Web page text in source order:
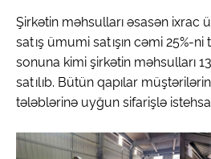
Şirkətin məhsulları əsasən ixrac
satış ümumi satışın cəmi 25%-
sonuna kimi şirkətin məhsulları
satılıb. Bütün qapılar
tələblərinə uyğun sifarişlə